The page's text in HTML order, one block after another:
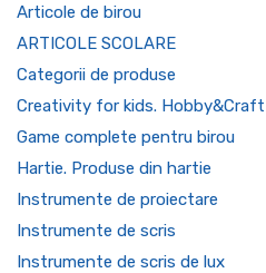
Articole de birou
ARTICOLE SCOLARE
Categorii de produse
Creativity for kids. Hobby&Craft
Game complete pentru birou
Hartie. Produse din hartie
Instrumente de proiectare
Instrumente de scris
Instrumente de scris de lux